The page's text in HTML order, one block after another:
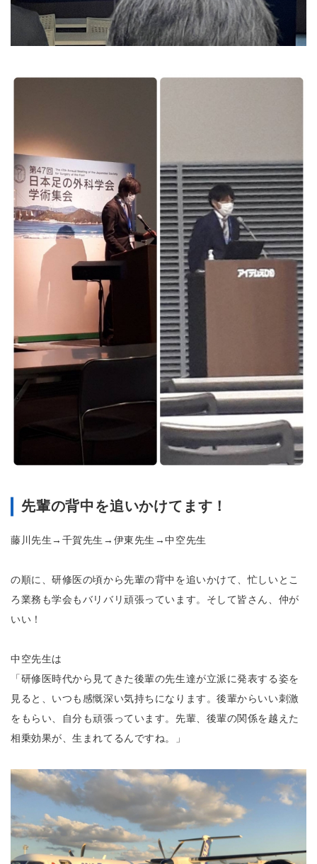
先輩の背中を追いかけてます！
藤川先生→千賀先生→伊東先生→中空先生
の順に、研修医の頃から先輩の背中を追いかけて、忙しいとこ
ろ業務も学会もバリバリ頑張っています。そして皆さん、仲が
いい！
中空先生は
「研修医時代から見てきた後輩の先生達が立派に発表する姿を
見ると、いつも感慨深い気持ちになります。後輩からいい刺激
をもらい、自分も頑張っています。先輩、後輩の関係を越えた
相乗効果が、生まれてるんですね。」